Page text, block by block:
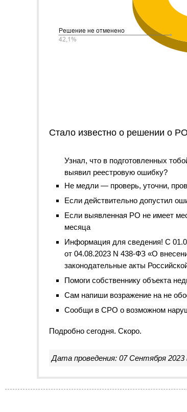
Стало известно о решении о
Узнал, что в подготовленных
выявил реестровую ошибку?
Не медли — проверь, уточни,
Если действительно допустил
Если выявленная РО не имеет
месяца
Информация для сведения! С
от 04.08.2023 N 438-ФЗ «О
законодательные акты
Помоги собственнику объекта
Сам напиши возражение на не
Сообщи в СРО о возможном
Подробно сегодня. Скоро.
Дата проведения: 07 Сентября 2023